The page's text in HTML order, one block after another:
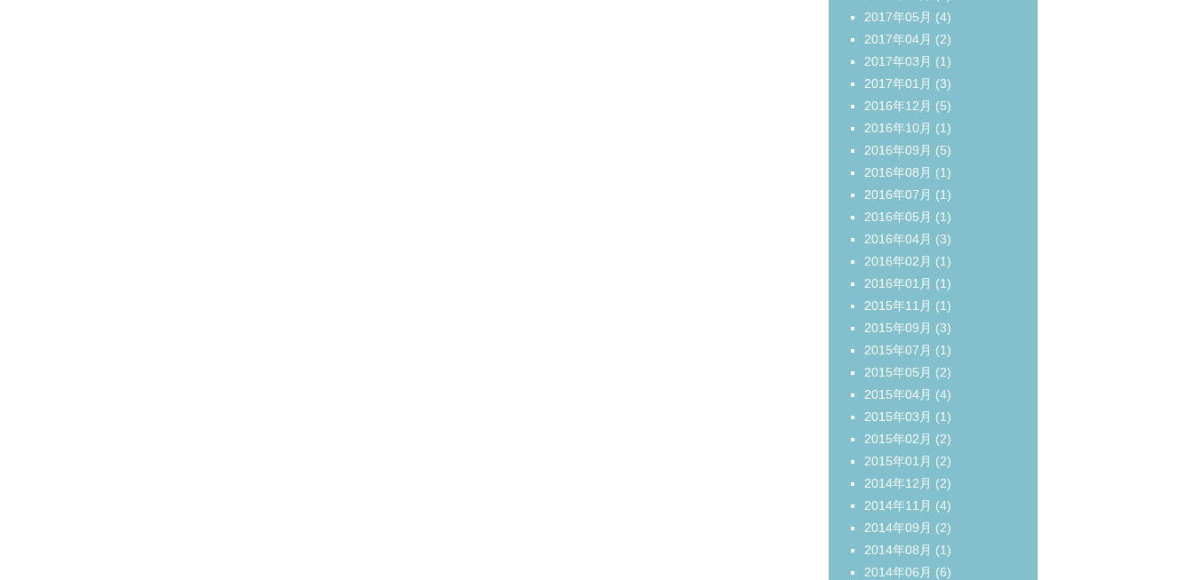
2017年05月 (4)
2017年04月 (2)
2017年03月 (1)
2017年01月 (3)
2016年12月 (5)
2016年10月 (1)
2016年09月 (5)
2016年08月 (1)
2016年07月 (1)
2016年05月 (1)
2016年04月 (3)
2016年02月 (1)
2016年01月 (1)
2015年11月 (1)
2015年09月 (3)
2015年07月 (1)
2015年05月 (2)
2015年04月 (4)
2015年03月 (1)
2015年02月 (2)
2015年01月 (2)
2014年12月 (2)
2014年11月 (4)
2014年09月 (2)
2014年08月 (1)
2014年06月 (6)